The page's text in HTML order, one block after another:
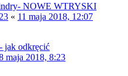
NOWE WTRYSKI
« 11 maja 2018, 12:07
jak odkręcić
maja 2018, 8:23